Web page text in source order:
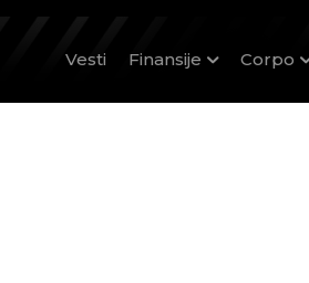
Vesti Finansije Corpo